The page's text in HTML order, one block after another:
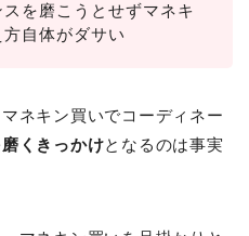
を磨こうとせずマネキ
自体がダサい
ネキン買いでコーディネー
くきっかけとなるのは事実